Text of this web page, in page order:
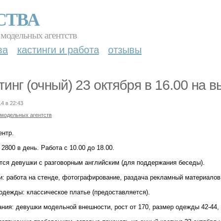
агентств
кастинги и работа отзывы
(очный) 23 октября в 16.00 на
в 22:43
агентств
в день. Работа с 10.00 до 18.00.
девушки с разговорным английским (для поддержания беседы).
работа на стенде, фотографирование, раздача рекламный
классическое платье (предоставляется).
девушки модельной внешности, рост от 170, размер одежды 42-44,